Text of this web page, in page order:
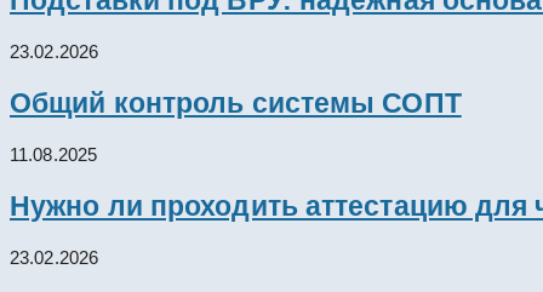
23.02.2026
Общий контроль системы СОПТ
11.08.2025
Нужно ли проходить аттестацию для
23.02.2026